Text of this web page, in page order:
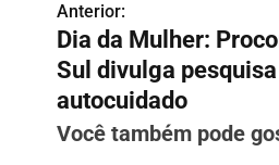
N
a
v
e
Anterior:
Dia da Mulher:
Sul divulga
autocuidado
Você também pode